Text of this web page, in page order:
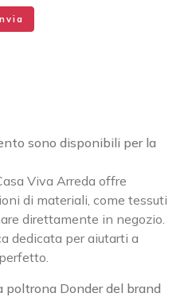
sono disponibili per la
Viva Arreda offre
di materiali, come tessuti
direttamente in negozio.
dedicata per aiutarti a
poltrona Donder del brand